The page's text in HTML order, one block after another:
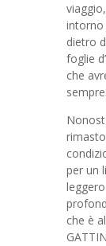
intorno
dietro
foglie
che
sempre.
per un
che è